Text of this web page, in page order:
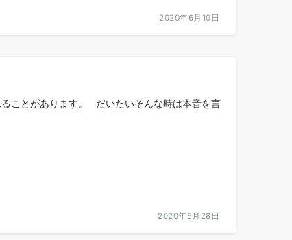
2020年6月10日
ことがあります。 だいたいそんな時は本音を言
2020年5月28日